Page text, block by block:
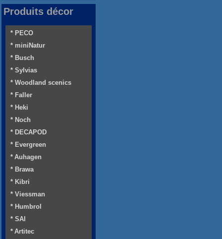
Produits décor
* PECO
* miniNatur
* Busch
* Sylvias
* Woodland scenics
* Faller
* Heki
* Noch
* DECAPOD
* Evergreen
* Auhagen
* Brawa
* Kibri
* Viessman
* Humbrol
* SAI
* Artitec